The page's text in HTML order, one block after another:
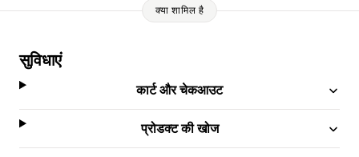
क्या शामिल है
सुविधाएं
कार्ट और चेकआउट
प्रोडक्ट की खोज